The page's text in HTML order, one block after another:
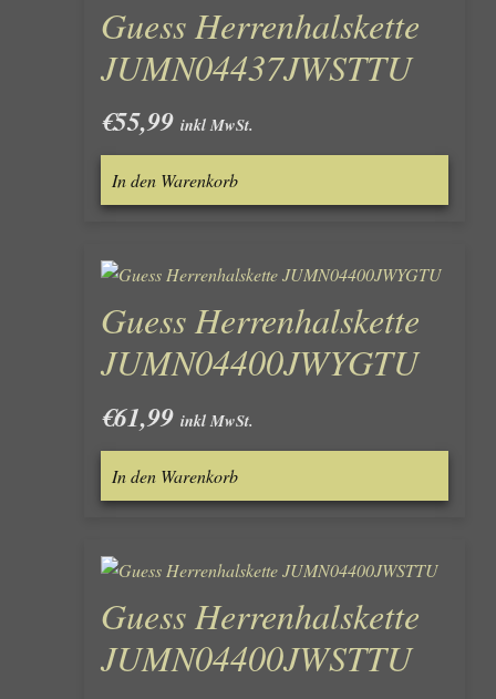
Guess Herrenhalskette
JUMN04437JWSTTU
€55,99 inkl MwSt.
In den Warenkorb
Guess Herrenhalskette
JUMN04400JWYGTU
€61,99 inkl MwSt.
In den Warenkorb
Guess Herrenhalskette
JUMN04400JWSTTU